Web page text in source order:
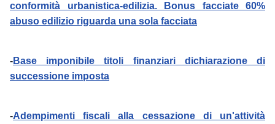
conformità urbanistica-edilizia. Bonus facciate 60%
abuso edilizio riguarda una sola facciata
-Base imponibile titoli finanziari dichiarazione di
successione imposta
-Adempimenti fiscali alla cessazione di un'attività